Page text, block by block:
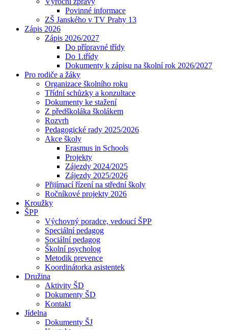
Povinné informace
ZŠ Janského v TV Prahy 13
Zápis 2026
Zápis 2026/2027
Do přípravné třídy
Do 1.třídy
Dokumenty k zápisu na školní rok 2026/2027
Pro rodiče a žáky
Organizace školního roku
Třídní schůzky a konzultace
Dokumenty ke stažení
Z předškoláka školákem
Rozvrh
Pedagogické rady 2025/2026
Akce školy
Erasmus in Schools
Projekty
Zájezdy 2024/2025
Zájezdy 2025/2026
Přijímací řízení na střední školy
Ročníkové projekty 2026
Kroužky
ŠPP
Výchovný poradce, vedoucí ŠPP
Speciální pedagog
Sociální pedagog
Školní psycholog
Metodik prevence
Koordinátorka asistentek
Družina
Aktivity ŠD
Dokumenty ŠD
Kontakt
Jídelna
Dokumenty ŠJ